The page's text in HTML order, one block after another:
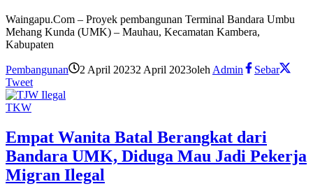
Waingapu.Com – Proyek pembangunan Terminal Bandara Umbu
Mehang Kunda (UMK) – Mauhau, Kecamatan Kambera,
Kabupaten
Pembangunan 2 April 20232 April 2023oleh Admin
Sebar
Tweet
TKW
Empat Wanita Batal Berangkat dari
Bandara UMK, Diduga Mau Jadi Pekerja
Migran Ilegal